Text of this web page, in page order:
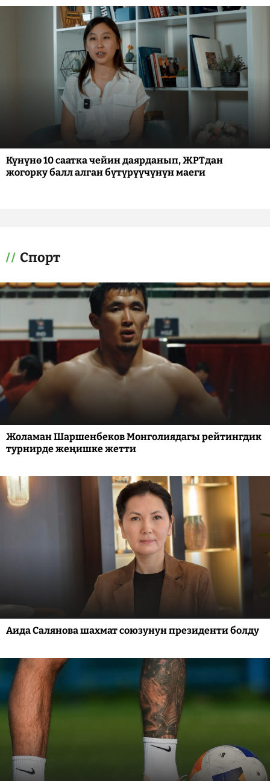
Күнүнө 10 саатка чейин даярданып, ЖРТдан
жогорку балл алган бүтүрүүчүнүн маеги
Спорт
Жоламан Шаршенбеков Монголиядагы рейтингдик
турнирде жеңишке жетти
Аида Салянова шахмат союзунун президенти болду